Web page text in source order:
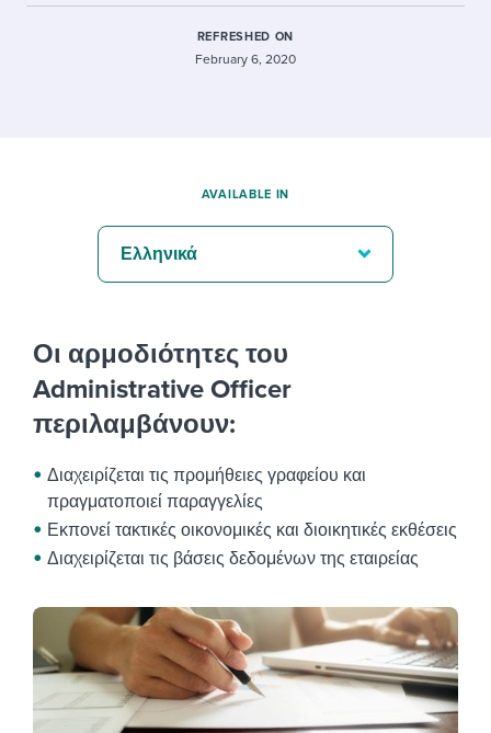
REFRESHED ON
February 6, 2020
Οι αρμοδιότητες του
Administrative Officer
περιλαμβάνουν:
Διαχειρίζεται τις προμήθειες γραφείου και
πραγματοποιεί παραγγελίες
Εκπονεί τακτικές οικονομικές και διοικητικές εκθέσεις
Διαχειρίζεται τις βάσεις δεδομένων της εταιρείας
AVAILABLE IN
Ελληνικά